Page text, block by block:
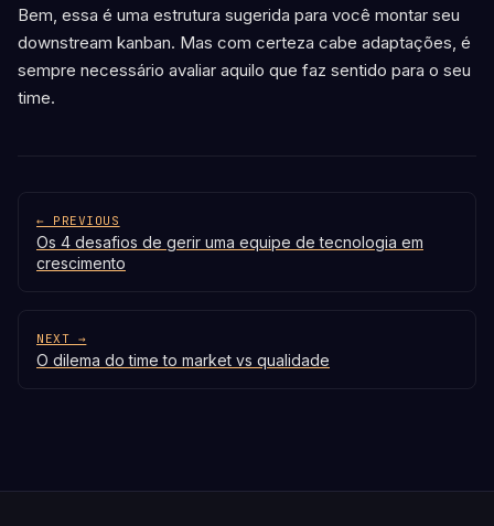
Bem, essa é uma estrutura sugerida para você montar seu
downstream kanban. Mas com certeza cabe adaptações, é
sempre necessário avaliar aquilo que faz sentido para o seu
time.
← PREVIOUS
Os 4 desafios de gerir uma equipe de tecnologia em
crescimento
NEXT →
O dilema do time to market vs qualidade